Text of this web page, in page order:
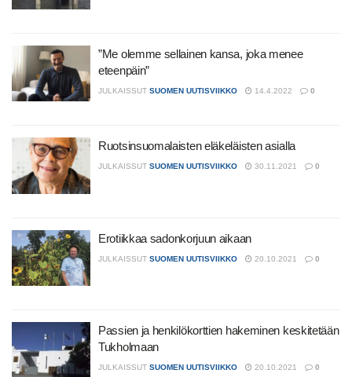
”Me olemme sellainen kansa, joka menee
eteenpäin”
JULKAISSUT SUOMEN UUTISVIIKKO 14.4.2022 0
Ruotsinsuomalaisten eläkeläisten asialla
JULKAISSUT SUOMEN UUTISVIIKKO 30.11.2021 0
Erotiikkaa sadonkorjuun aikaan
JULKAISSUT SUOMEN UUTISVIIKKO 20.10.2021 0
Passien ja henkilökorttien hakeminen keskitetään
Tukholmaan
JULKAISSUT SUOMEN UUTISVIIKKO 20.10.2021 0